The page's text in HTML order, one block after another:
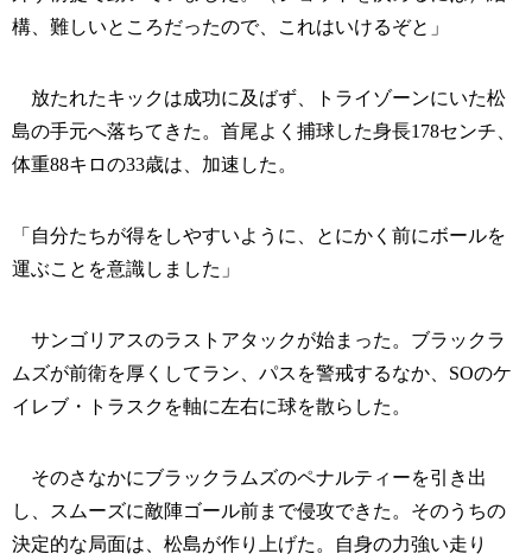
構、難しいところだったので、これはいけるぞと」
放たれたキックは成功に及ばず、トライゾーンにいた松
島の手元へ落ちてきた。首尾よく捕球した身長178センチ、
体重88キロの33歳は、加速した。
「自分たちが得をしやすいように、とにかく前にボールを
運ぶことを意識しました」
サンゴリアスのラストアタックが始まった。ブラックラ
ムズが前衛を厚くしてラン、パスを警戒するなか、SOのケ
イレブ・トラスクを軸に左右に球を散らした。
そのさなかにブラックラムズのペナルティーを引き出
し、スムーズに敵陣ゴール前まで侵攻できた。そのうちの
決定的な局面は、松島が作り上げた。自身の力強い走り